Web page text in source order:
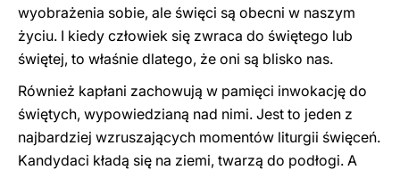
wyobrażenia sobie, ale święci są obecni w naszym
życiu. I kiedy człowiek się zwraca do świętego lub
świętej, to właśnie dlatego, że oni są blisko nas.
Również kapłani zachowują w pamięci inwokację do
świętych, wypowiedzianą nad nimi. Jest to jeden z
najbardziej wzruszających momentów liturgii święceń.
Kandydaci kładą się na ziemi, twarzą do podłogi. A